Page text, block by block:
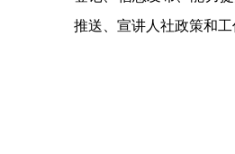
推送、宣讲人社政策和工